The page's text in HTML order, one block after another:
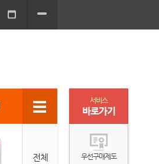
전체
서비스
바로가기
우선구매제도